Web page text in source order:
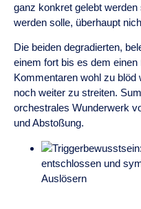
ganz konkret gelebt
werden solle, überhaupt
Die beiden degradierten,
einem fort bis es dem
Kommentaren wohl zu
noch weiter zu streiten.
orchestrales Wunderwerk
und Abstoßung.